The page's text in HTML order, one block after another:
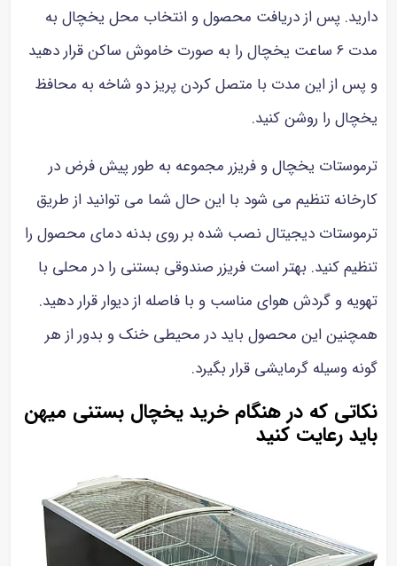
دارید. پس از دریافت محصول و انتخاب محل یخچال به
مدت 6 ساعت یخچال را به صورت خاموش ساکن قرار دهید
و پس از این مدت با متصل کردن پریز دو شاخه به محافظ
یخچال را روشن کنید.
ترموستات یخچال و فریزر مجموعه به طور پیش فرض در
کارخانه تنظیم می شود با این حال شما می توانید از طریق
ترموستات دیجیتال نصب شده بر روی بدنه دمای محصول را
تنظیم کنید. بهتر است فریزر صندوقی بستنی را در محلی با
تهویه و گردش هوای مناسب و با فاصله از دیوار قرار دهید.
همچنین این محصول باید در محیطی خنک و بدور از هر
گونه وسیله گرمایشی قرار بگیرد.
نکاتی که در هنگام خرید یخچال بستنی میهن
باید رعایت کنید